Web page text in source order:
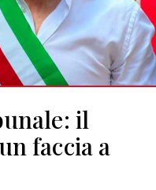
il
faccia a